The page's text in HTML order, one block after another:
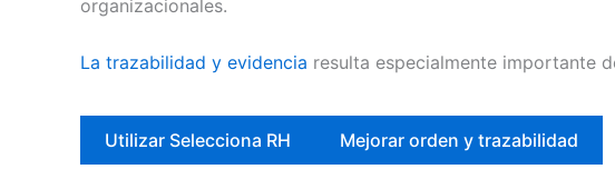
organizacionales.
La trazabilidad y evidencia resulta especialmente importante
Utilizar Selecciona RH Mejorar orden y trazabilidad